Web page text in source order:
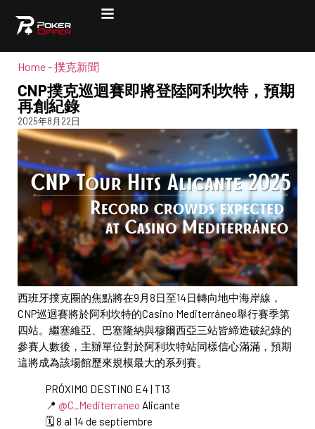
Home-撲克新聞
CNP撲克巡迴賽即將登陸阿利坎特，預期
再創紀錄
2025年8月22日
西班牙撲克圈的焦點將在9月8日至14日轉向地中海岸線，
CNP巡迴賽將於阿利坎特的Casino Mediterráneo舉行賽季第
四站。繼塞維亞、巴塞隆納與穆爾西亞三站皆締造破紀錄的
參賽人數後，主辦單位對於阿利坎特站同樣信心滿滿，預期
這將成為該場館歷來規模最大的系列賽。
PRÓXIMO DESTINO E4 | T13
📍 @C_Mediterraneo Alicante
🗓️ 8 al 14 de septiembre